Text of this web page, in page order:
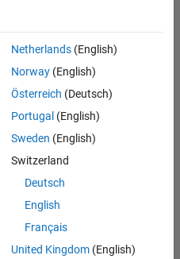
Netherlands(English)
Norway(English)
Österreich (Deutsch)
Portugal (English)
Sweden (English)
Switzerland
Deutsch
English
Français
United Kingdom(English)